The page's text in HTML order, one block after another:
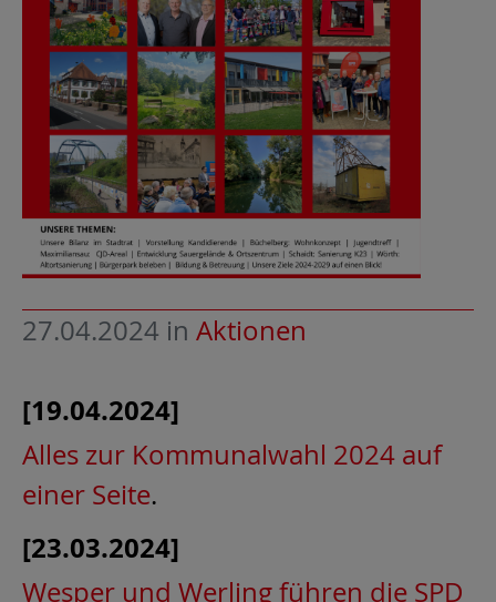
27.04.2024 in Aktionen
[19.04.2024]
Alles zur Kommunalwahl 2024 auf
einer Seite.
[23.03.2024]
Wesper und Werling führen die SPD